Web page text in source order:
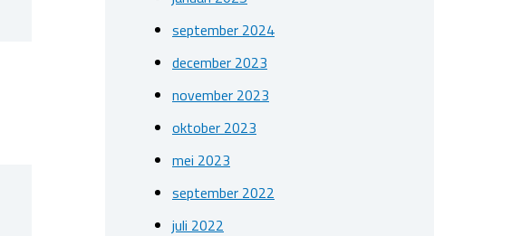
september 2024
december 2023
november 2023
oktober 2023
mei 2023
september 2022
juli 2022